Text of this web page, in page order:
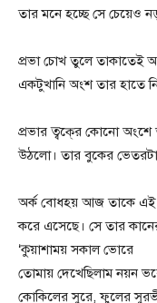
তার মনে হচ্ছে সে চেয়েও
প্রভা চোখ তুলে তাকাতেই
একটুখানি অংশ তার হাতে
প্রভার ত্বকে্র কোনো
উঠলো। তার বুকের
অর্ক বোধহয় আজ তাকে এই
করে এসেছে। সে তার
‘কুয়াশাময় সকাল ভোরে
তোমায় দেখেছিলাম নয়ন
কোকিলের সুরে, ফুলের